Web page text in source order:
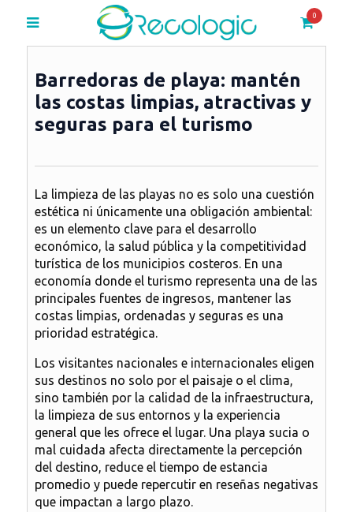
0
Barredoras de playa: mantén
las costas limpias, atractivas y
seguras para el turismo
La limpieza de las playas no es solo una cuestión
estética ni únicamente una obligación ambiental:
es un elemento clave para el desarrollo
económico, la salud pública y la competitividad
turística de los municipios costeros. En una
economía donde el turismo representa una de las
principales fuentes de ingresos, mantener las
costas limpias, ordenadas y seguras es una
prioridad estratégica.
Los visitantes nacionales e internacionales eligen
sus destinos no solo por el paisaje o el clima,
sino también por la calidad de la infraestructura,
la limpieza de sus entornos y la experiencia
general que les ofrece el lugar. Una playa sucia o
mal cuidada afecta directamente la percepción
del destino, reduce el tiempo de estancia
promedio y puede repercutir en reseñas negativas
que impactan a largo plazo.